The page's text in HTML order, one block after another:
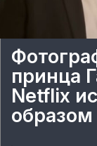
принца
Netflix
образом